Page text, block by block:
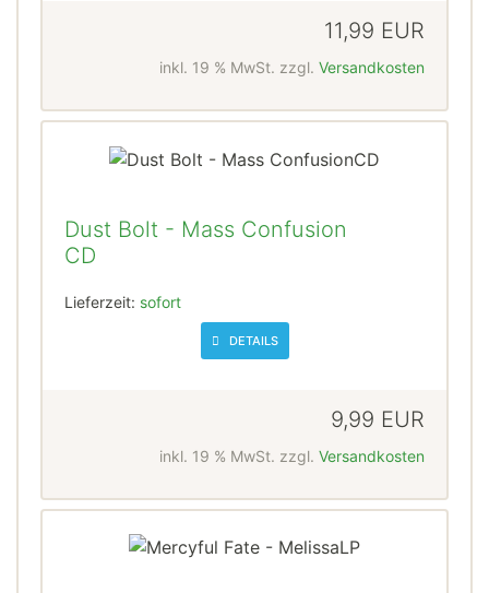
11,99 EUR
inkl. 19 % MwSt. zzgl. Versandkosten
Dust Bolt - Mass Confusion
CD
Lieferzeit: sofort
DETAILS
9,99 EUR
inkl. 19 % MwSt. zzgl. Versandkosten